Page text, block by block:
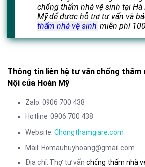
chống thấm nhà vệ sinh tại Hà
Mỹ để được hỗ trợ tư vấn và
thấm nhà vệ sinh miễn phí
Thông tin liên hệ tư vấn chống thấm
Nội của Hoàn Mỹ
Zalo: 0906 700 438
Hotline: 0906 700 438
Website: Chongthamgiare.com
Mail: Homauhuyhoang@gmail.com
Địa chỉ: Thợ tư vấn chống thấm nhà